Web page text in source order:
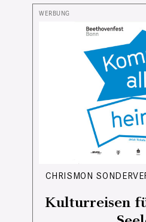
CHRISMON
Kulturreisen